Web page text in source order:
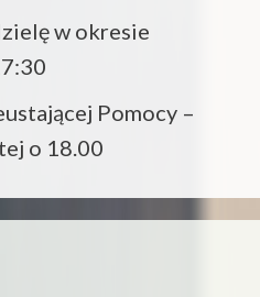
w okresie
Pomocy –
o 18.00